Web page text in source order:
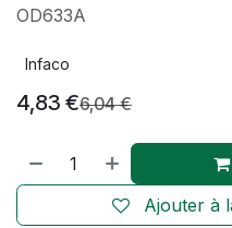
OD633A
Infaco
4,83 €6,04€
Ajouter à